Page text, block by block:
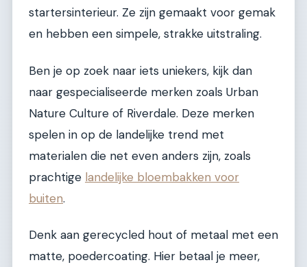
startersinterieur. Ze zijn gemaakt voor gemak
en hebben een simpele, strakke uitstraling.
Ben je op zoek naar iets uniekers, kijk dan
naar gespecialiseerde merken zoals Urban
Nature Culture of Riverdale. Deze merken
spelen in op de landelijke trend met
materialen die net even anders zijn, zoals
prachtige landelijke bloembakken voor
buiten.
Denk aan gerecycled hout of metaal met een
matte, poedercoating. Hier betaal je meer,